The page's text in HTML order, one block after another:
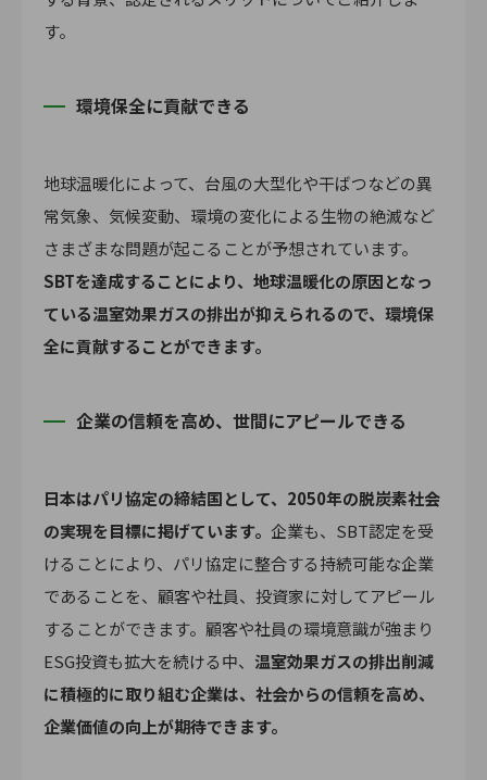
す。
環境保全に貢献できる
地球温暖化によって、台風の大型化や干ばつなどの異
常気象、気候変動、環境の変化による生物の絶滅など
さまざまな問題が起こることが予想されています。
SBTを達成することにより、地球温暖化の原因となっ
ている温室効果ガスの排出が抑えられるので、環境保
全に貢献することができます。
企業の信頼を高め、世間にアピールできる
日本はパリ協定の締結国として、2050年の脱炭素社会
の実現を目標に掲げています。 企業も、SBT認定を受
けることにより、パリ協定に整合する持続可能な企業
であることを、顧客や社員、投資家に対してアピール
することができます。顧客や社員の環境意識が強まり
ESG投資も拡大を続ける中、 温室効果ガスの排出削減
に積極的に取り組む企業は、社会からの信頼を高め、
企業価値の向上が期待できます。